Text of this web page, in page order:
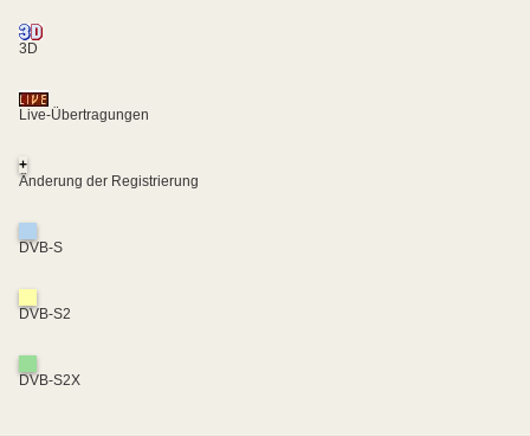
3D
Live-Übertragungen
+
Änderung der Registrierung
DVB-S
DVB-S2
DVB-S2X